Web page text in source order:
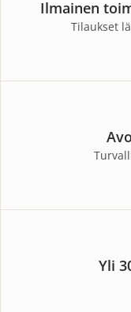
Ilmainen
Tilaukset
Yli